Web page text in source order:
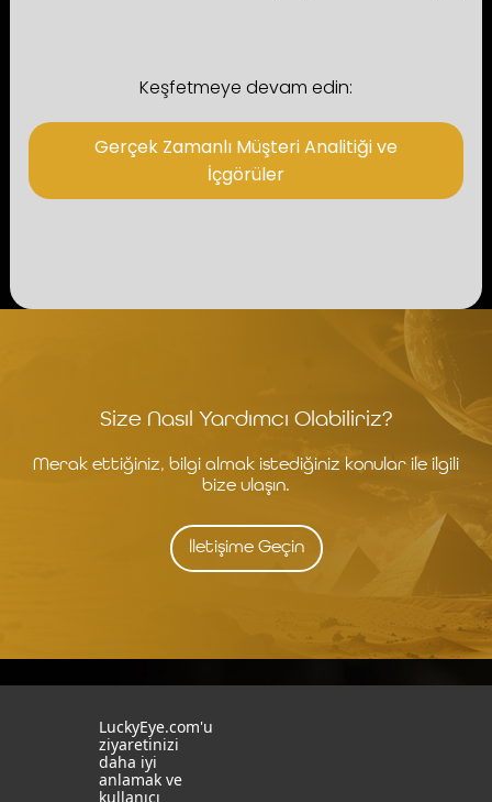
Keşfetmeye devam edin:
Gerçek Zamanlı Müşteri Analitiği ve
İçgörüler
Size Nasıl Yardımcı Olabiliriz?
Merak ettiğiniz, bilgi almak istediğiniz konular ile ilgili
bize ulaşın.
İletişime Geçin
19 Mayıs Mah. Turaboğlu Sok.
Hamdiye Yazgan İş Merkezi
LuckyEye.com'u
ziyaretinizi
daha iyi
anlamak ve
kullanıcı